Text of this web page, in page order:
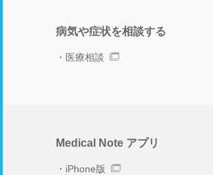
病気や症状を相談する
医療相談
Medical Note アプリ
iPhone版